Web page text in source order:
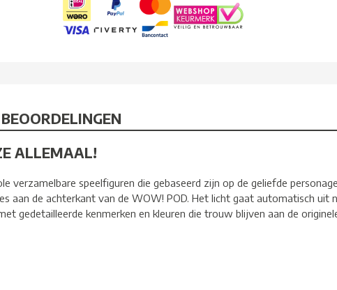
BEOORDELINGEN
ALLEMAAL!
verzamelbare speelfiguren die gebaseerd zijn op de geliefde
aan de achterkant van de WOW! POD. Het licht gaat automatisch uit
gedetailleerde kenmerken en kleuren die trouw blijven aan de